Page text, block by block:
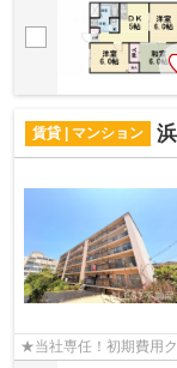
賃貸 | マンション
★当社専任！初期費用